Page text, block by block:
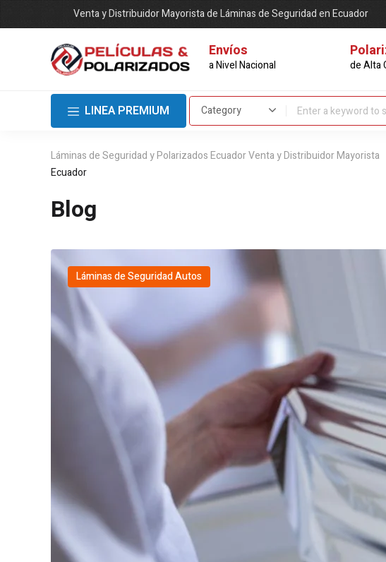
Venta y Distribuidor Mayorista de Láminas de Seguridad en Ecuador
Envíos
a Nivel Nacional de Alta
LINEA PREMIUM
Láminas de Seguridad y Polarizados Ecuador Venta y Distribuidor Mayorista
Ecuador
Blog
Láminas de Seguridad Autos